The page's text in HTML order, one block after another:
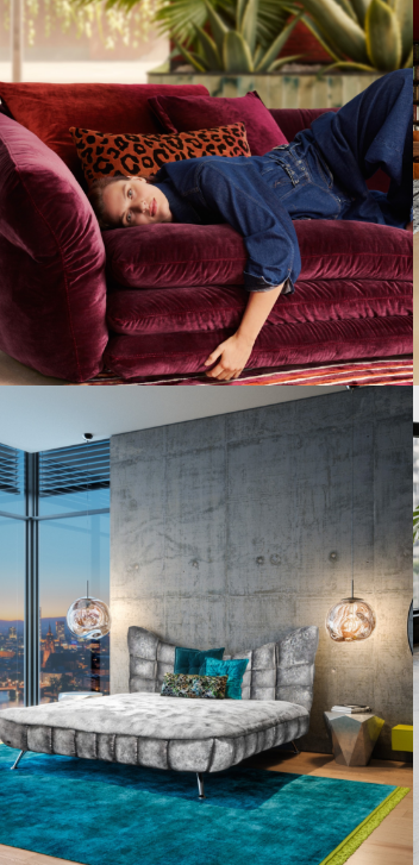
Cloud 7 – nicht nur zum Sitzen, sondern auch zum
147 3